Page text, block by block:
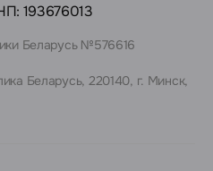
193676013
Беларусь №576616
Беларусь, 220140, г. Минск,